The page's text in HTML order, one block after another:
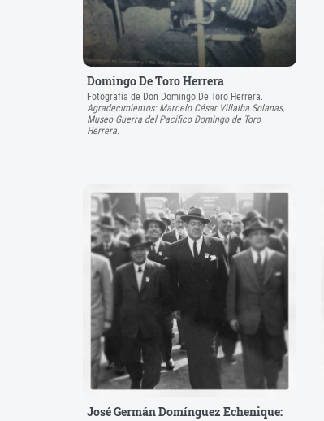
Domingo De Toro Herrera
Fotografía de Don Domingo De Toro Herrera.
Agradecimientos: Marcelo César Villalba Solanas,
Museo Guerra del Pacifico Domingo de Toro
Herrera.
José Germán Domínguez Echenique: